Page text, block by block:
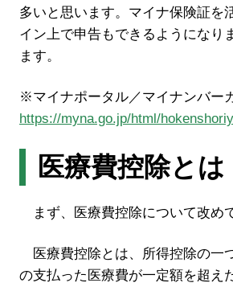
多いと思います。マイナ保険証を
イン上で申告もできるようになり
ます。
※マイナポータル／マイナンバー
https://myna.go.jp/html/
医療費控除とは
まず、医療費控除について改め
医療費控除とは、所得控除の一
の支払った医療費が一定額を超え